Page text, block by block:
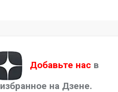
Добавьте нас в
избранное на Дзене.